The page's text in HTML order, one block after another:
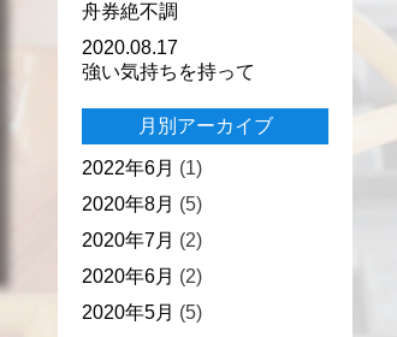
舟券絶不調
2020.08.17
強い気持ちを持って
月別アーカイブ
2022年6月 (1)
2020年8月 (5)
2020年7月 (2)
2020年6月 (2)
2020年5月 (5)